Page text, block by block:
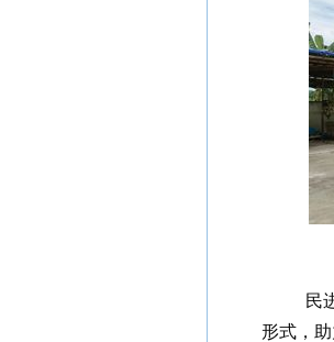
民
形式，